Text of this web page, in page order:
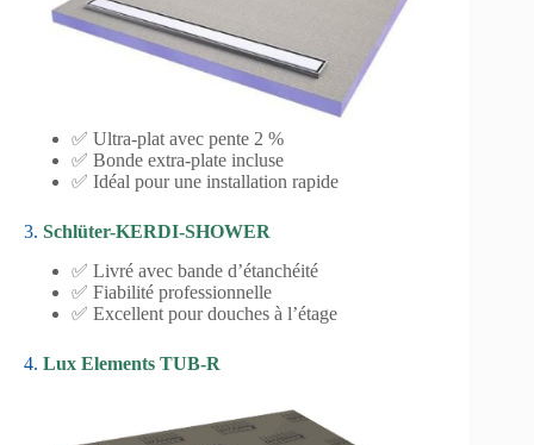
✅ Ultra-plat avec pente 2 %
✅ Bonde extra-plate incluse
✅ Idéal pour une installation rapide
3. Schlüter-KERDI-SHOWER
✅ Livré avec bande d’étanchéité
✅ Fiabilité professionnelle
✅ Excellent pour douches à l’étage
4. Lux Elements TUB-R